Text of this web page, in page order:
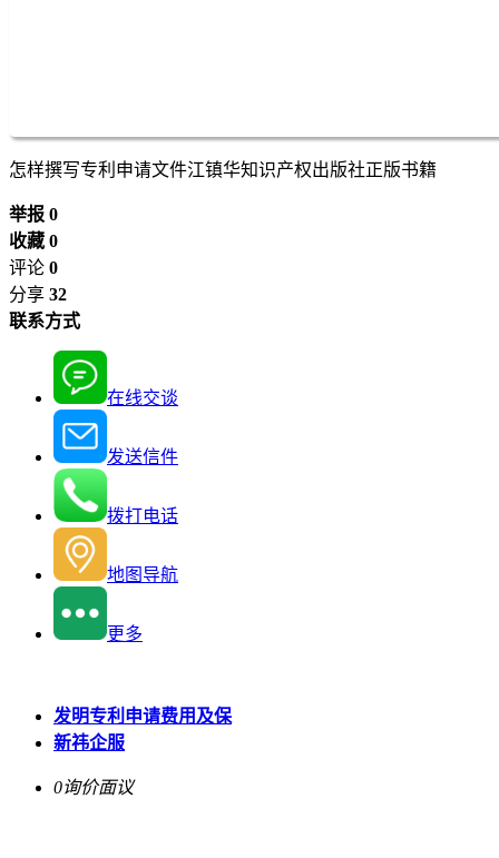
怎样撰写专利申请文件江镇华知识产权出版社正版书籍
举报 0
收藏 0
评论 0
分享 32
联系方式
在线交谈
发送信件
拨打电话
地图导航
更多
发明专利申请费用及保
新祎企服
0询价面议